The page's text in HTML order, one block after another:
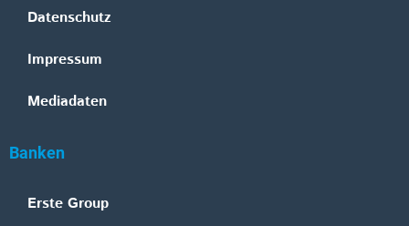
Datenschutz
Impressum
Mediadaten
Banken
Erste Group